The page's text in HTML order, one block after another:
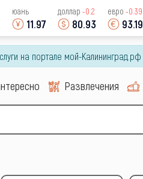
юань
11.97
доллар -0.2
80.93
евро -0.39
93.19
на портале мой-Калининград.рф
Развлечения